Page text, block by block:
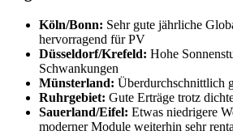
Köln/Bonn: Sehr gute jährliche
hervorragend für PV
Düsseldorf/Krefeld: Hohe
Schwankungen
Münsterland: Überdurchschnittlich
Ruhrgebiet: Gute Erträge trotz
Sauerland/Eifel: Etwas niedrigere
moderner Module weiterhin sehr